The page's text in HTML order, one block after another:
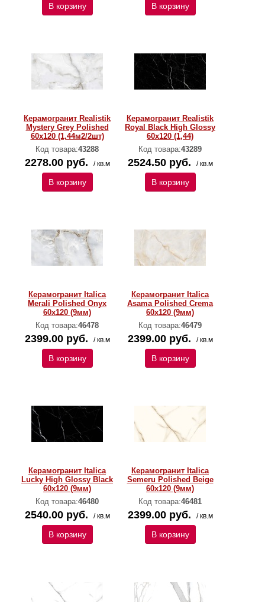
В корзину В корзину
Керамогранит Realistik
Mystery Grey Polished
60х120 (1,44м2/2шт)
Код товара:43288
2278.00 руб. / кв.м
В корзину
Керамогранит Realistik
Royal Black High Glossy
60х120 (1,44)
Код товара:43289
2524.50 руб. / кв.м
В корзину
Керамогранит Italica
Merali Polished Onyx
60х120 (9мм)
Код товара:46478
2399.00 руб. / кв.м
В корзину
Керамогранит Italica
Asama Polished Crema
60х120 (9мм)
Код товара:46479
2399.00 руб. / кв.м
В корзину
Керамогранит Italica
Lucky High Glossy Black
60х120 (9мм)
Код товара:46480
2540.00 руб. / кв.м
В корзину
Керамогранит Italica
Semeru Polished Beige
60х120 (9мм)
Код товара:46481
2399.00 руб. / кв.м
В корзину